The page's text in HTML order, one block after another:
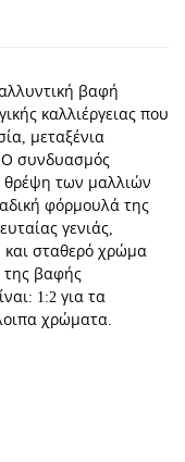
βαφή
καλλιέργειας που
μεταξένια
συνδυασμός
θρέψη των μαλλιών
φόρμουλά της
γενιάς,
και σταθερό χρώμα
της βαφής
1:2 για τα
χρώματα.